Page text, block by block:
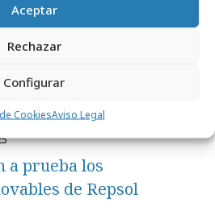
Aceptar
Rechazar
Configurar
CookiesAviso Legal
a prueba los
de Repsol